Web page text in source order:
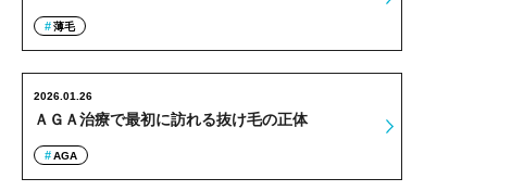
薄毛
ＡＧＡ治療で最初に訪れる抜け毛の正体
2026.01.26
AGA